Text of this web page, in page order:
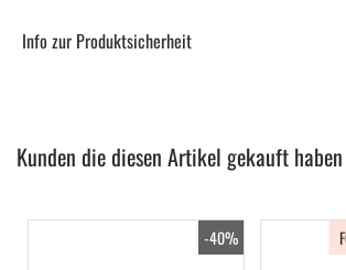
Info zur Produktsicherheit
Kunden die diesen Artikel gekauft
-40%